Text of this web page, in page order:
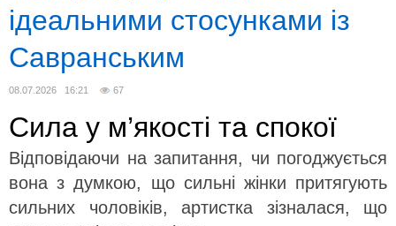
ідеальними стосунками із
Савранським
08.07.2026 16:21 67
Сила у м’якості та спокої
Відповідаючи на запитання, чи погоджується
вона з думкою, що сильні жінки притягують
сильних чоловіків, артистка зізналася, що